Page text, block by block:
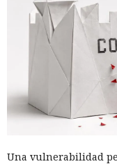
Una vulnerabilidad